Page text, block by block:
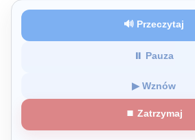
🔊 Przeczytaj
⏸ Pauza
▶ Wznów
⏹ Zatrzymaj